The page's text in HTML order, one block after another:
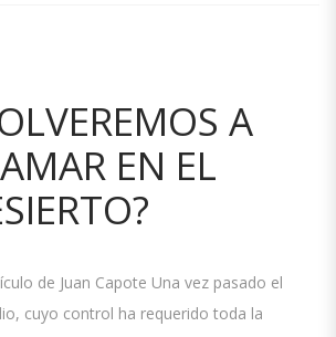
A
EN EL
de Juan Capote Una vez pasado el
cuyo control ha requerido toda la